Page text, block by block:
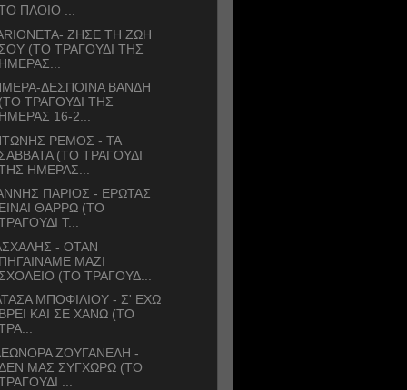
ΠΛΟΙΟ ...
ΖΗΣΕ ΤΗ ΖΩΗ
ΣΟΥ (ΤΟ ΤΡΑΓΟΥΔΙ ΤΗΣ
ΗΜΕΡΑΣ...
ΔΕΣΠΟΙΝΑ ΒΑΝΔΗ
(ΤΟ ΤΡΑΓΟΥΔΙ ΤΗΣ
ΗΜΕΡΑΣ 16-2...
ΡΕΜΟΣ - ΤΑ
ΣΑΒΒΑΤΑ (ΤΟ ΤΡΑΓΟΥΔΙ
ΗΜΕΡΑΣ...
ΠΑΡΙΟΣ - ΕΡΩΤΑΣ
ΕΙΝΑΙ ΘΑΡΡΩ (ΤΟ
Τ...
- ΟΤΑΝ
ΠΗΓΑΙΝΑΜΕ ΜΑΖΙ
ΣΧΟΛΕΙΟ (ΤΟ ΤΡΑΓΟΥΔ...
ΜΠΟΦΙΛΙΟΥ - Σ' ΕΧΩ
ΒΡΕΙ ΚΑΙ ΣΕ ΧΑΝΩ (ΤΟ
ΖΟΥΓΑΝΕΛΗ -
ΜΑΣ ΣΥΓΧΩΡΩ (ΤΟ
...